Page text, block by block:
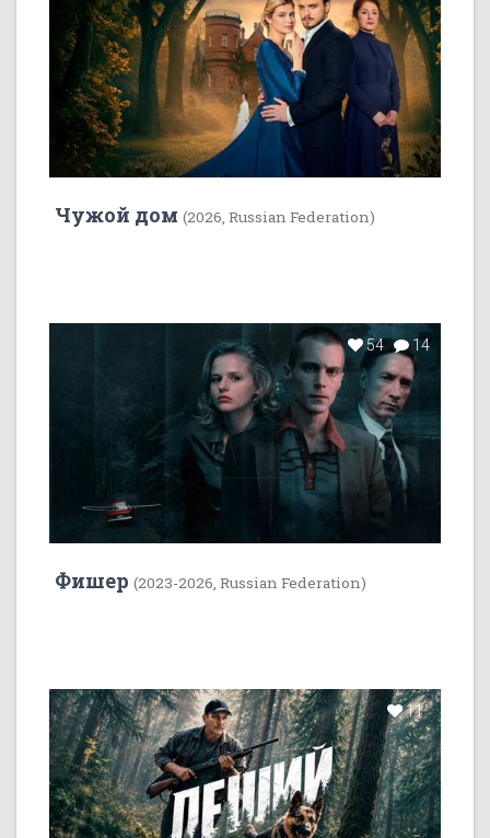
Чужой дом (2026, Russian Federation)
54 14
Фишер (2023-2026, Russian Federation)
11